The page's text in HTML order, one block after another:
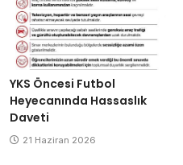
YKS Öncesi Futbol
Heyecanında Hassaslık
Daveti
21 Haziran 2026